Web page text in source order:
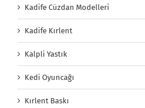
Kadife Cüzdan Modelleri
Kadife Kırlent
Kalpli Yastık
Kedi Oyuncağı
Kırlent Baskı